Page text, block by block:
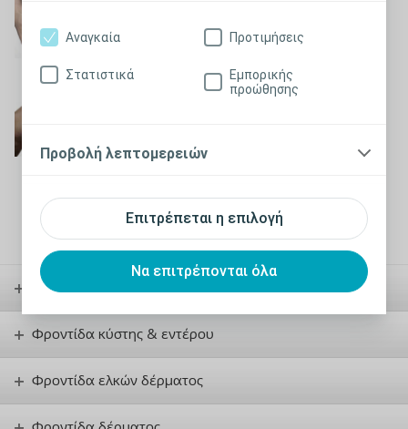
Επιτρέπεται η επιλογή
Να επιτρέπονται όλα
Αναγκαία Προτιμήσεις
Στατιστικά
Εμπορικής
προώθησης
Προβολή λεπτομερειών
Χρήση τάπας στομίου
Φροντίδα στομίας
Φροντίδα κύστης & εντέρου
Φροντίδα ελκών δέρματος